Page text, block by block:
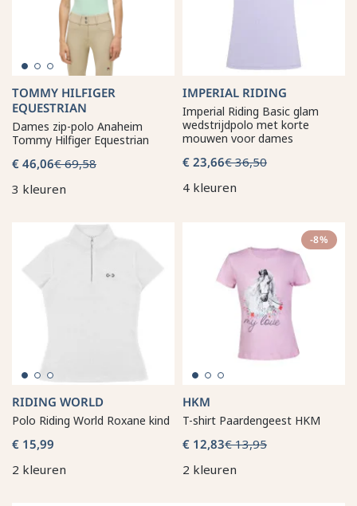
TOMMY HILFIGER
EQUESTRIAN
Dames zip-polo Anaheim
Tommy Hilfiger Equestrian
€ 46,06€ 69,58
3 kleuren
IMPERIAL RIDING
Imperial Riding Basic glam
wedstrijdpolo met korte
mouwen voor dames
€ 23,66€ 36,50
4 kleuren
RIDING WORLD
Polo Riding World Roxane kind
€ 15,99
2 kleuren
-8%
HKM
T-shirt Paardengeest HKM
€ 12,83€ 13,95
2 kleuren